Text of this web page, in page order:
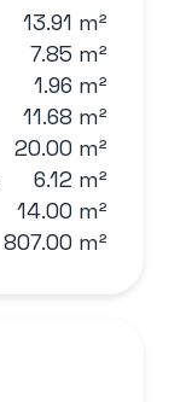
13.91 m²
7.85 m²
1.96 m²
11.68 m²
20.00 m²
6.12 m²
14.00 m²
807.00 m²